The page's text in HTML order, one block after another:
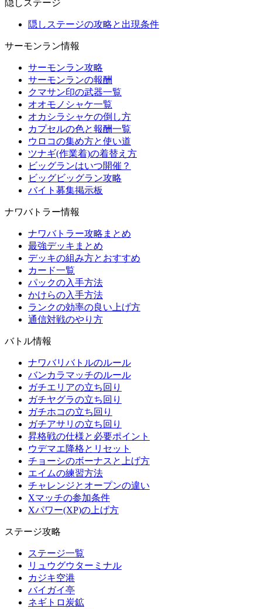
隠しステージ
隠しステージの攻略と出現条件
サーモンラン情報
サーモンラン攻略
サーモンランの報酬
クマサン印の武器一覧
オオモノシャケ一覧
オカシラシャケの倒し方
カプセルの色と報酬一覧
ウロコの集め方と使い道
ツナギ(作業着)の着替え方
ビッグランはいつ開催？
ビッグビッグラン攻略
バイト募集掲示板
ナワバトラー情報
ナワバトラー攻略まとめ
最強デッキまとめ
デッキの組み方とおすすめ
カード一覧
パックの入手方法
かけらの入手方法
ランクの効率の良い上げ方
通信対戦のやり方
バトル情報
ナワバリバトルのルール
バンカラマッチのルール
ガチエリアの立ち回り
ガチヤグラの立ち回り
ガチホコの立ち回り
ガチアサリの立ち回り
昇格戦の仕様と必要ポイント
ウデマエ降格とリセット
チョーシのボーナスと上げ方
エイムの練習方法
チャレンジとオープンの違い
Xマッチの参加条件
Xパワー(XP)の上げ方
ステージ攻略
ステージ一覧
リュウグウターミナル
カジキ空港
バイガイ亭
ネギトロ炭鉱